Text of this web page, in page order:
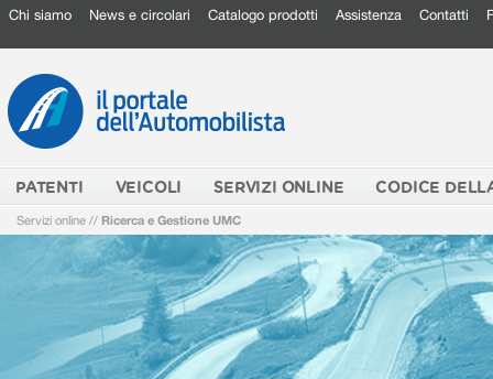
Chi siamo News e circolari Catalogo prodotti Assistenza Contatti
PATENTI VEICOLI SERVIZI ONLINE CODICE
Servizi online // Ricerca e Gestione UMC